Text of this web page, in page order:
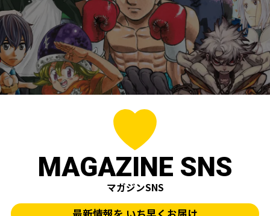
MAGAZINE SNS
マガジンSNS